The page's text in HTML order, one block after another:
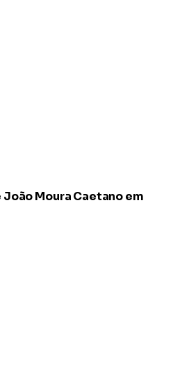
Moura Caetano em